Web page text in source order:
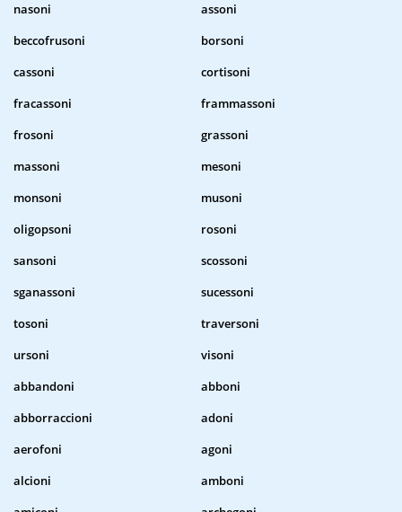
nasoni
assoni
beccofrusoni
borsoni
cassoni
cortisoni
fracassoni
frammassoni
frosoni
grassoni
massoni
mesoni
monsoni
musoni
oligopsoni
rosoni
sansoni
scossoni
sganassoni
sucessoni
tosoni
traversoni
ursoni
visoni
abbandoni
abboni
abborraccioni
adoni
aerofoni
agoni
alcioni
amboni